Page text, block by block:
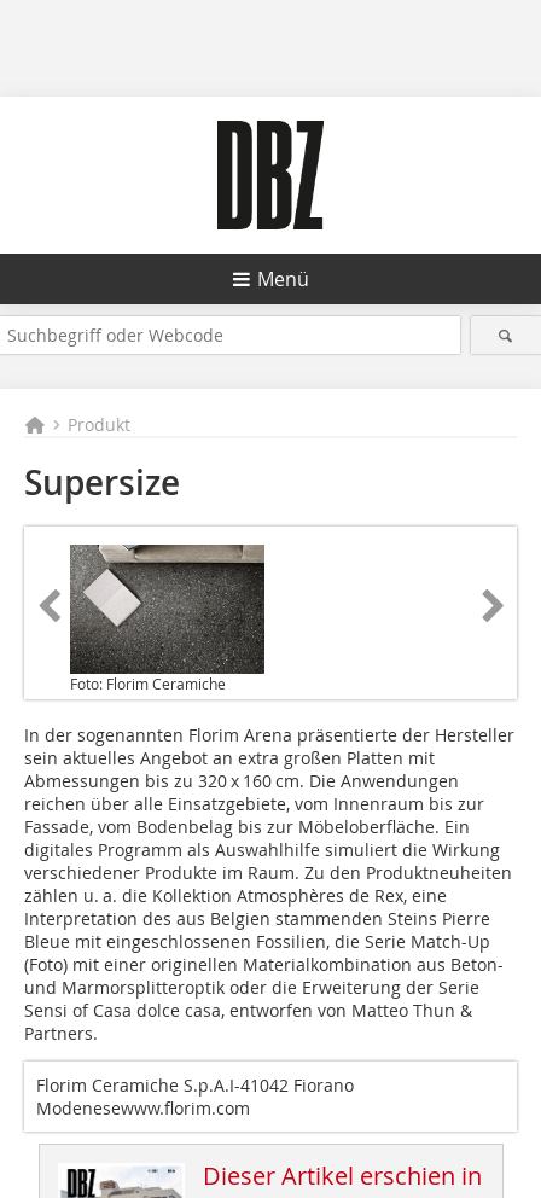
Menü
Produkt
Supersize
Foto: Florim Ceramiche
In der sogenannten Florim Arena präsentierte der Hersteller
sein aktuelles Angebot an extra großen Platten mit
Abmessungen bis zu 320 x 160 cm. Die Anwendungen
reichen über alle Einsatzgebiete, vom Innenraum bis zur
Fassade, vom Bodenbelag bis zur Möbeloberfläche. Ein
digitales Programm als Auswahlhilfe simuliert die Wirkung
verschiedener Produkte im Raum. Zu den Produktneuheiten
zählen u. a. die Kollektion Atmosphères de Rex, eine
Interpretation des aus Belgien stammenden Steins Pierre
Bleue mit eingeschlossenen Fossilien, die Serie Match-Up
(Foto) mit einer originellen Materialkombination aus Beton-
und Marmorsplitteroptik oder die Erweiterung der Serie
Sensi of Casa dolce casa, entworfen von Matteo Thun &
Partners.
Florim Ceramiche S.p.A.I-41042 Fiorano
Modenesewww.florim.com
Dieser Artikel erschien in